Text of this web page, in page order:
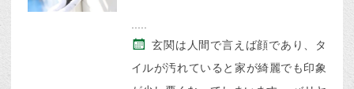
玄関は人間で言えば顔であり、タ
イルが汚れていると家が綺麗でも印象